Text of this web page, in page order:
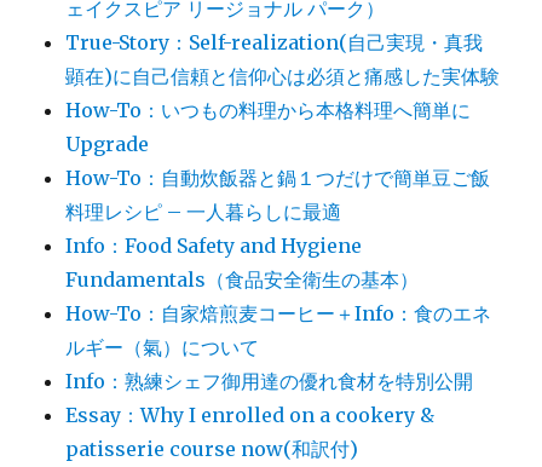
ェイクスピア リージョナル パーク）
True-Story：Self-realization(自己実現・真我
顕在)に自己信頼と信仰心は必須と痛感した実体験
How-To：いつもの料理から本格料理へ簡単に
Upgrade
How-To：自動炊飯器と鍋１つだけで簡単豆ご飯
料理レシピ – 一人暮らしに最適
Info：Food Safety and Hygiene
Fundamentals（食品安全衛生の基本）
How-To：自家焙煎麦コーヒー＋Info：食のエネ
ルギー（氣）について
Info：熟練シェフ御用達の優れ食材を特別公開
Essay：Why I enrolled on a cookery &
patisserie course now(和訳付)